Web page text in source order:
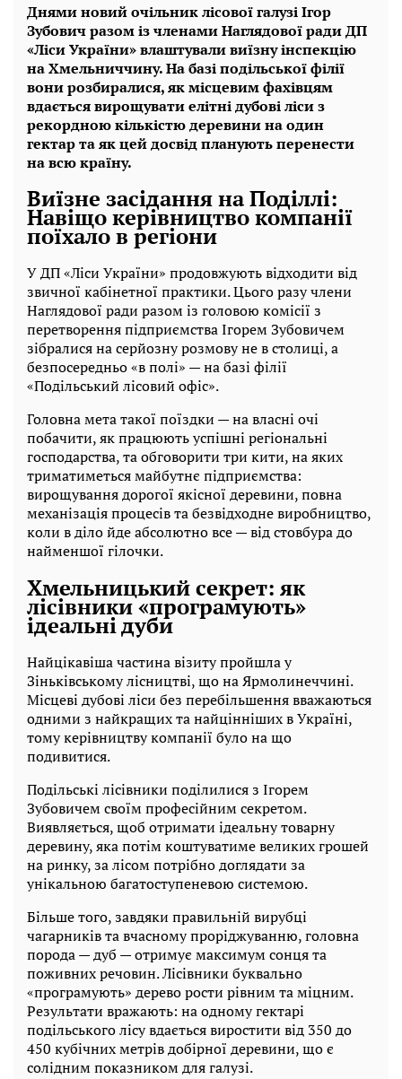
Днями новий очільник лісової галузі Ігор
Зубович разом із членами Наглядової ради ДП
«Ліси України» влаштували виїзну інспекцію
на Хмельниччину. На базі подільської філії
вони розбиралися, як місцевим фахівцям
вдається вирощувати елітні дубові ліси з
рекордною кількістю деревини на один
гектар та як цей досвід планують перенести
на всю країну.
Виїзне засідання на Поділлі:
Навіщо керівництво компанії
поїхало в регіони
У ДП «Ліси України» продовжують відходити від
звичної кабінетної практики. Цього разу члени
Наглядової ради разом із головою комісії з
перетворення підприємства Ігорем Зубовичем
зібралися на серйозну розмову не в столиці, а
безпосередньо «в полі» — на базі філії
«Подільський лісовий офіс».
Головна мета такої поїздки — на власні очі
побачити, як працюють успішні регіональні
господарства, та обговорити три кити, на яких
триматиметься майбутнє підприємства:
вирощування дорогої якісної деревини, повна
механізація процесів та безвідходне виробництво,
коли в діло йде абсолютно все — від стовбура до
найменшої гілочки.
Хмельницький секрет: як
лісівники «програмують»
ідеальні дуби
Найцікавіша частина візиту пройшла у
Зіньківському лісництві, що на Ярмолинеччині.
Місцеві дубові ліси без перебільшення вважаються
одними з найкращих та найцінніших в Україні,
тому керівництву компанії було на що
подивитися.
Подільські лісівники поділилися з Ігорем
Зубовичем своїм професійним секретом.
Виявляється, щоб отримати ідеальну товарну
деревину, яка потім коштуватиме великих грошей
на ринку, за лісом потрібно доглядати за
унікальною багатоступеневою системою.
Більше того, завдяки правильній вирубці
чагарників та вчасному проріджуванню, головна
порода — дуб — отримує максимум сонця та
поживних речовин. Лісівники буквально
«програмують» дерево рости рівним та міцним.
Результати вражають: на одному гектарі
подільського лісу вдається виростити від 350 до
450 кубічних метрів добірної деревини, що є
солідним показником для галузі.